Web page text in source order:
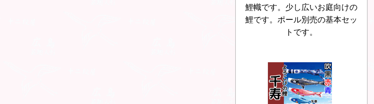
鯉幟です。少し広いお庭向けの
鯉です。ポール別売の基本セッ
トです。